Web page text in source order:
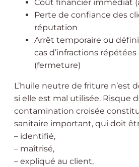
Coût financier immédiat
Perte de confiance des
réputation
Arrêt temporaire ou
cas d’infractions répétées
(fermeture)
L’huile neutre de friture n’est
si elle est mal utilisée. Risque
contamination croisée
sanitaire important, qui doit
– identifié,
– maîtrisé,
– expliqué au client,